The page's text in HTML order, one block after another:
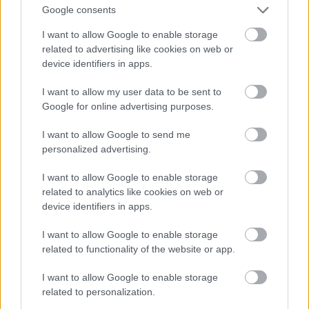
Google consents
I want to allow Google to enable storage
related to advertising like cookies on web or
device identifiers in apps.
I want to allow my user data to be sent to
Google for online advertising purposes.
I want to allow Google to send me
personalized advertising.
I want to allow Google to enable storage
related to analytics like cookies on web or
device identifiers in apps.
I want to allow Google to enable storage
related to functionality of the website or app.
I want to allow Google to enable storage
related to personalization.
Νίκο Ρεκάρη, στο τηλέφωνο 6974031160.
Δίρφη: Φουλ του πράσινου
Κτισμένο σε υψόμετρο 1.120 μέτρων, στη θέση
Λειρί, τοκαταφύγιο Μ. Νικολάουαπολαμβάνει
πανοραμική θέα στις κατάφυτες πλαγιές της
Δίρφης, τον Ευβοϊκό Κόλπο και το Αιγαίο. Μπορεί
να φιλοξενήσει έως και 55 άτομα, ενώ
ξεχωρίζει
μεγάλα σαλόνια με τζάκι, και τις δύο κουζίνες
που μπορούν να καλύψουν τις ανάγκες
αδιαχώρητο. Το καταφύγιο προσεγγίζεται τόσο
οχήματα, όσο και από μονοπάτια για τους φίλους
της πεζοπορίας: η συντομότερη πεζοπορική